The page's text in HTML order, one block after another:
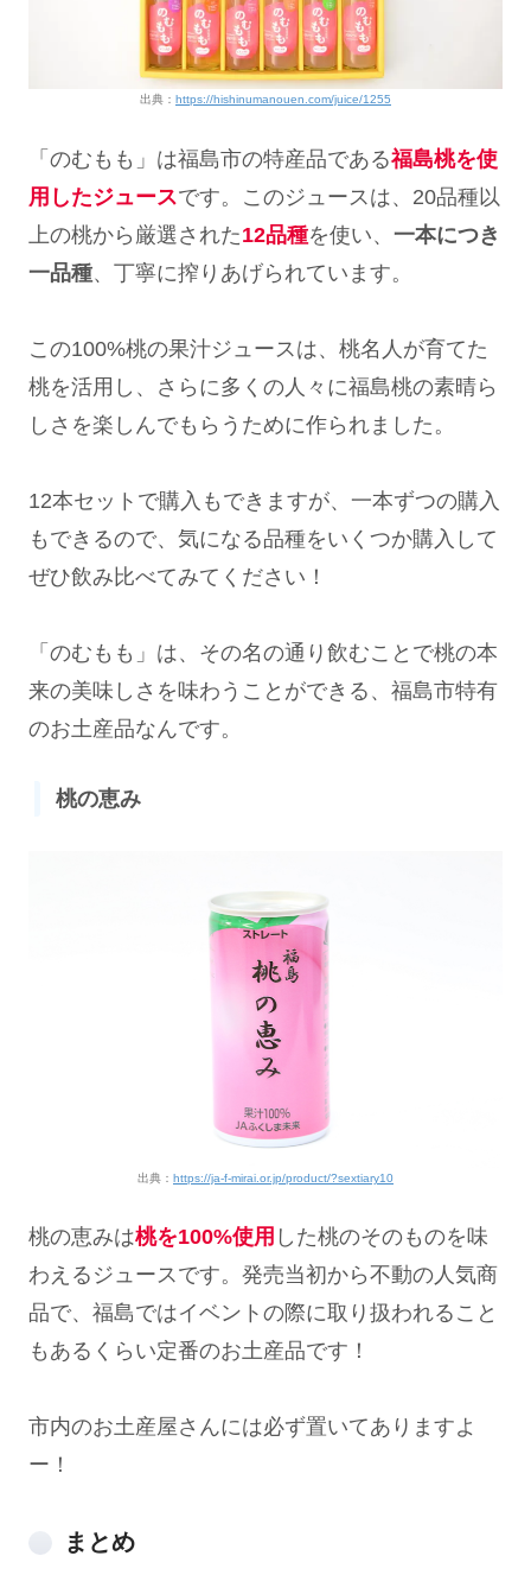
出典： https://hishinumanouen.com/juice/1255
「のむもも」は福島市の特産品である福島桃を使
用したジュースです。このジュースは、20品種以
上の桃から厳選された12品種を使い、 一本につき
一品種、丁寧に搾りあげられています。
この100%桃の果汁ジュースは、桃名人が育てた
桃を活用し、さらに多くの人々に福島桃の素晴ら
しさを楽しんでもらうために作られました。
12本セットで購入もできますが、一本ずつの購入
もできるので、気になる品種をいくつか購入して
ぜひ飲み比べてみてください！
「のむもも」は、その名の通り飲むことで桃の本
来の美味しさを味わうことができる、福島市特有
のお土産品なんです。
桃の恵み
出典： https://ja-f-mirai.or.jp/product/?sextiary10
桃の恵みは桃を100%使用 した桃のそのものを味
わえるジュースです。発売当初から不動の人気商
品で、福島ではイベントの際に取り扱われること
もあるくらい定番のお土産品です！
市内のお土産屋さんには必ず置いてありますよ
ー！
まとめ